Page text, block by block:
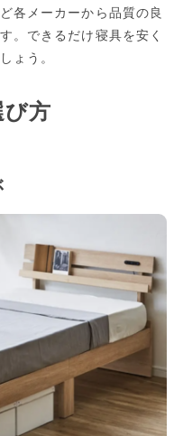
各メーカーから品質の良
。できるだけ寝具を安く
ょう。
方